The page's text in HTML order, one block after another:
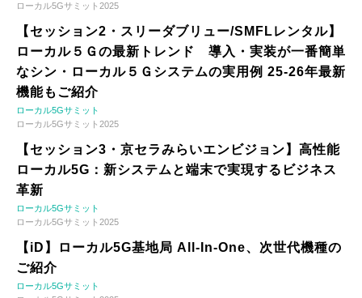
ローカル5Gサミット2025
【セッション2・スリーダブリュー/SMFLレンタル】
ローカル５Ｇの最新トレンド 導入・実装が一番簡単
なシン・ローカル５Ｇシステムの実用例 25-26年最新
機能もご紹介
ローカル5Gサミット
ローカル5Gサミット2025
【セッション3・京セラみらいエンビジョン】高性能
ローカル5G：新システムと端末で実現するビジネス
革新
ローカル5Gサミット
ローカル5Gサミット2025
【iD】ローカル5G基地局 All-In-One、次世代機種の
ご紹介
ローカル5Gサミット